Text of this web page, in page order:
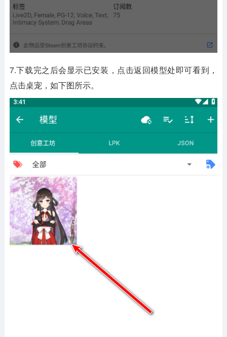
7.下载完之后会显示已安装，点击返回模型处即可看到，
点击桌宠，如下图所示。